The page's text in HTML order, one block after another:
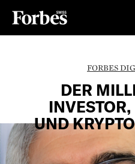
FORBES
DER
UND